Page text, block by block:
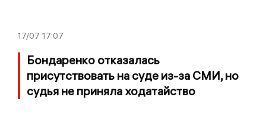
17/07 17:07
Бондаренко отказалась
присутствовать на суде из-за СМИ, но
судья не приняла ходатайство